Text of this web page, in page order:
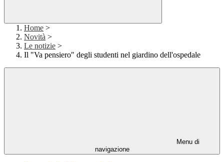
Home >
Novità >
Le notizie >
Il "Va pensiero" degli studenti nel giardino dell'ospedale
Menu di
navigazione